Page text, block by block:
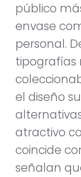
público
envase
personal.
tipografías
el diseño
atractivo
coincide
señalan